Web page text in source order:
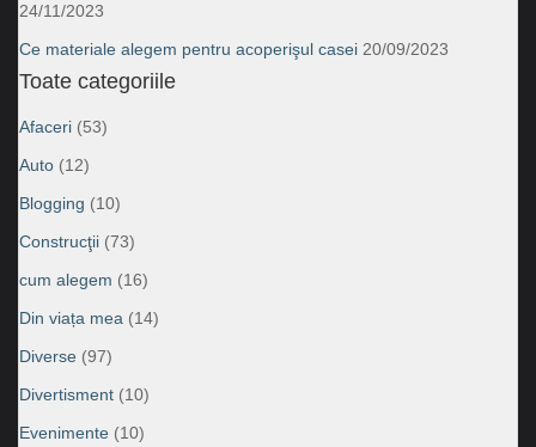
24/11/2023
Ce materiale alegem pentru acoperişul casei 20/09/2023
Toate categoriile
Afaceri (53)
Auto (12)
Blogging (10)
Construcţii (73)
cum alegem (16)
Din viața mea (14)
Diverse (97)
Divertisment (10)
Evenimente (10)